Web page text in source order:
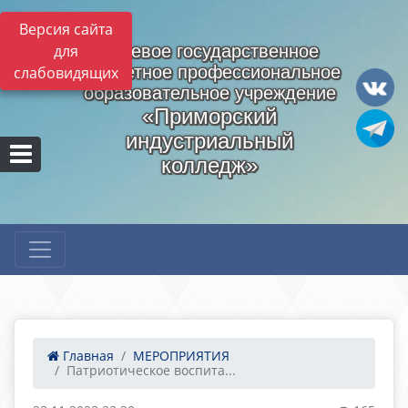
Версия сайта
для
слабовидящих
Краевое государственное
бюджетное профессиональное
образовательное учреждение
«Приморский
индустриальный
колледж»
Главная
МЕРОПРИЯТИЯ
Патриотическое воспита...